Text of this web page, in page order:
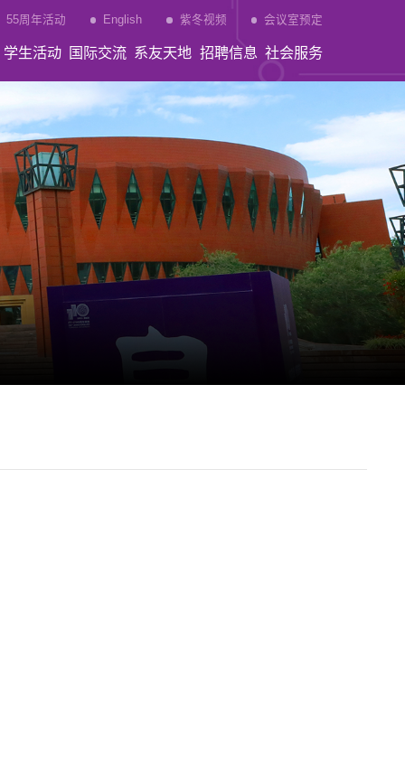
55周年活动 English 紫冬视频 会议室预定
学生活动 国际交流 系友天地 招聘信息 社会服务